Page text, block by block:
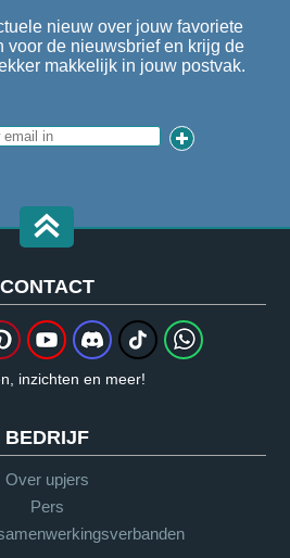
nieuw over jouw favoriete
voor de nieuwsbrief en krijg de
makkelijk in jouw postvak.
CONTACT
inzichten en meer!
BEDRIJF
Over upjers
Pers